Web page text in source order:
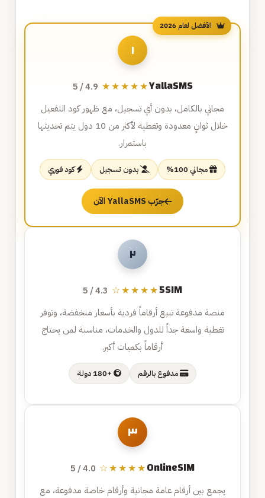
الأفضل لعام 2026
١
YallaSMS
★★★★★
4.9 / 5
مجاني بالكامل، بدون أي تسجيل، مع ظهور كود التفعيل
خلال ثوانٍ معدودة وتغطية لأكثر من 10 دول يتم تحديثها
باستمرار.
مجاني 100% بدون تسجيل كود فوري
جرّب YallaSMS الآن
٢
5SIM
★★★★☆
4.3 / 5
منصة مدفوعة تبيع أرقاماً فردية بأسعار منخفضة، وتوفر
تغطية واسعة جداً للدول والخدمات، مناسبة لمن يحتاج
أرقاماً بكميات أكبر.
مدفوع بالرقم +180 دولة
٣
OnlineSIM
★★★★☆
4.0 / 5
يجمع بين أرقام عامة مجانية وأرقام خاصة مدفوعة، مع